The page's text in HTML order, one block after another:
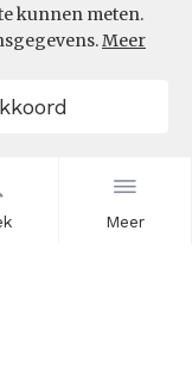
Meer
kunnen meten.
Meer